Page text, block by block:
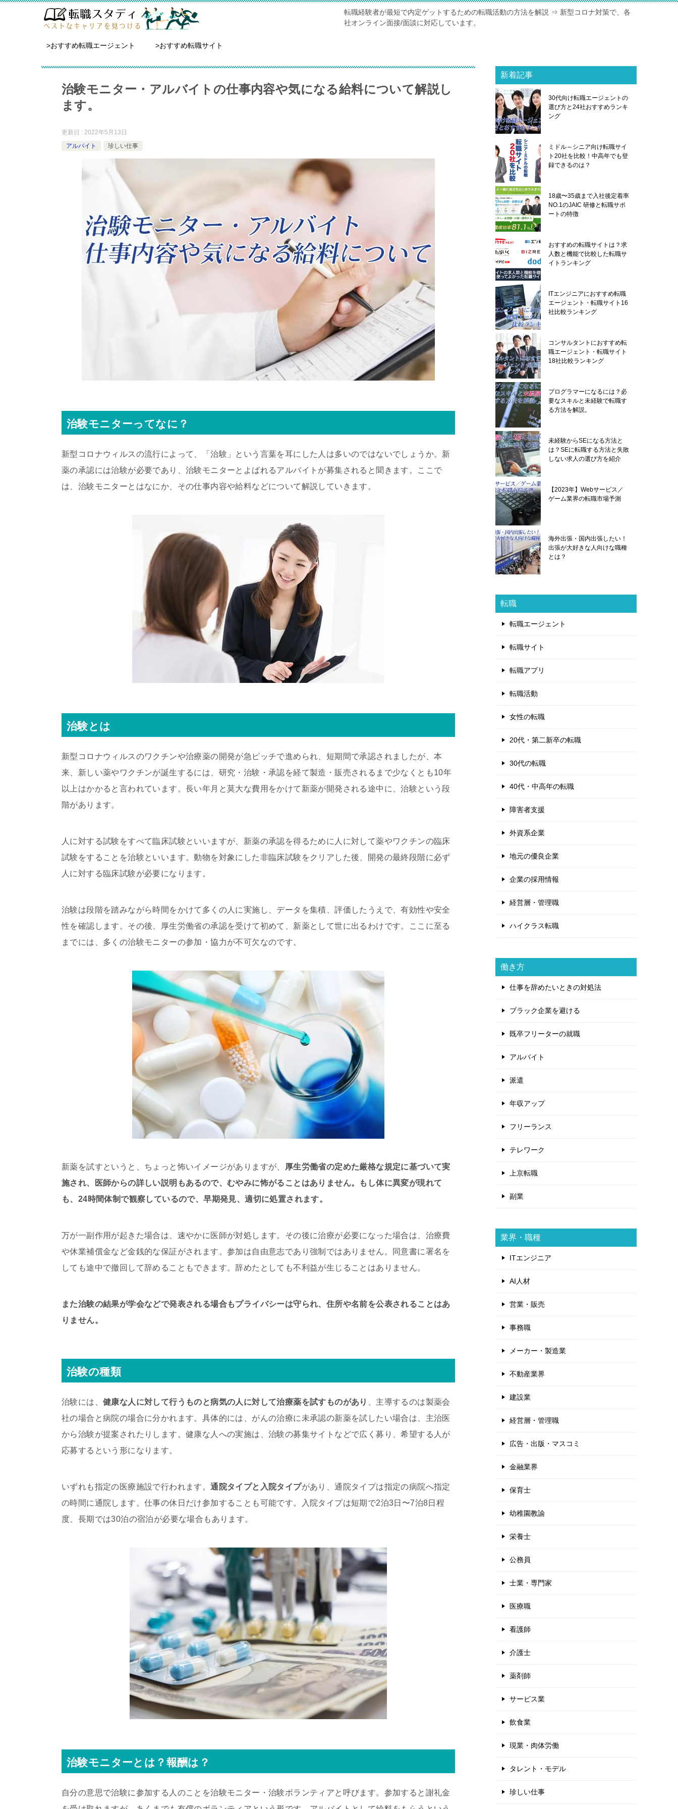
転職経験者が最短で内定ゲットするための転職活動の方法を解説 ⇒ 新型コロナ対策で、各
社オンライン面接/面談に対応しています。
>おすすめ転職エージェント >おすすめ転職サイト
治験モニター・アルバイトの仕事内容や気になる給料について解説し
ます。
更新日 : 2022年5月13日
アルバイト
珍しい仕事
治験モニターってなに？
新型コロナウィルスの流行によって、「治験」という言葉を耳にした人は多いのではないでしょうか。新
薬の承認には治験が必要であり、治験モニターとよばれるアルバイトが募集されると聞きます。ここで
は、治験モニターとはなにか、その仕事内容や給料などについて解説していきます。
治験とは
新型コロナウィルスのワクチンや治療薬の開発が急ピッチで進められ、短期間で承認されましたが、本
来、新しい薬やワクチンが誕生するには、研究・治験・承認を経て製造・販売されるまで少なくとも10年
以上はかかると言われています。長い年月と莫大な費用をかけて新薬が開発される途中に、治験という段
階があります。
人に対する試験をすべて臨床試験といいますが、新薬の承認を得るために人に対して薬やワクチンの臨床
試験をすることを治験といいます。動物を対象にした非臨床試験をクリアした後、開発の最終段階に必ず
人に対する臨床試験が必要になります。
治験は段階を踏みながら時間をかけて多くの人に実施し、データを集積、評価したうえで、有効性や安全
性を確認します。その後、厚生労働省の承認を受けて初めて、新薬として世に出るわけです。ここに至る
までには、多くの治験モニターの参加・協力が不可欠なのです。
新薬を試すというと、ちょっと怖いイメージがありますが、
厚生労働省の定めた厳格な規定に基づいて実
施され、医師からの詳しい説明もあるので、むやみに怖がることはありません。もし体に異変が現れて
も、24時間体制で観察しているので、早期発見、適切に処置されます。
万が一副作用が起きた場合は、速やかに医師が対処します。その後に治療が必要になった場合は、治療費
や休業補償金など金銭的な保証がされます。参加は自由意志であり強制ではありません。同意書に署名を
しても途中で撤回して辞めることもできます。辞めたとしても不利益が生じることはありません。
また治験の結果が学会などで発表される場合もプライバシーは守られ、住所や名前を公表されることはあ
りません。
治験の種類
治験には、 健康な人に対して行うものと病気の人に対して治療薬を試すものがあり
、主導するのは製薬会
社の場合と病院の場合に分かれます。具体的には、がんの治療に未承認の新薬を試したい場合は、主治医
から治験が提案されたりします。健康な人への実施は、治験の募集サイトなどで広く募り、希望する人が
応募するという形になります。
いずれも指定の医療施設で行われます。通院タイプと入院タイプがあり、通院タイプは指定の病院へ指定
の時間に通院します。仕事の休日だけ参加することも可能です。入院タイプは短期で2泊3日〜7泊8日程
度、長期では30泊の宿泊が必要な場合もあります。
治験モニターとは？報酬は？
自分の意思で治験に参加する人のことを治験モニター・治験ボランティアと呼びます。参加すると謝礼金
新着記事
30代向け転職エージェントの
選び方と24社おすすめランキ
ング
ミドル～シニア向け転職サイ
ト20社を比較！中高年でも登
録できるのは？
18歳〜35歳まで入社後定着率
NO.1のJAIC 研修と転職サポ
ートの特徴
おすすめの転職サイトは？求
人数と機能で比較した転職サ
イトランキング
ITエンジニアにおすすめ転職
エージェント・転職サイト16
社比較ランキング
コンサルタントにおすすめ転
職エージェント・転職サイト
18社比較ランキング
プログラマーになるには？必
要なスキルと未経験で転職す
る方法を解説。
未経験からSEになる方法と
は？SEに転職する方法と失敗
しない求人の選び方を紹介
【2023年】Webサービス／
ゲーム業界の転職市場予測
海外出張・国内出張したい！
出張が大好きな人向けな職種
とは？
転職
転職エージェント
転職サイト
転職アプリ
転職活動
女性の転職
20代・第二新卒の転職
30代の転職
40代・中高年の転職
障害者支援
外資系企業
地元の優良企業
企業の採用情報
経営層・管理職
ハイクラス転職
働き方
仕事を辞めたいときの対処法
ブラック企業を避ける
既卒フリーターの就職
アルバイト
派遣
年収アップ
フリーランス
テレワーク
上京転職
副業
業界・職種
ITエンジニア
AI人材
営業・販売
事務職
メーカー・製造業
不動産業界
建設業
経営層・管理職
広告・出版・マスコミ
金融業界
保育士
幼稚園教諭
栄養士
公務員
士業・専門家
医療職
看護師
介護士
薬剤師
サービス業
飲食業
現業・肉体労働
タレント・モデル
珍しい仕事